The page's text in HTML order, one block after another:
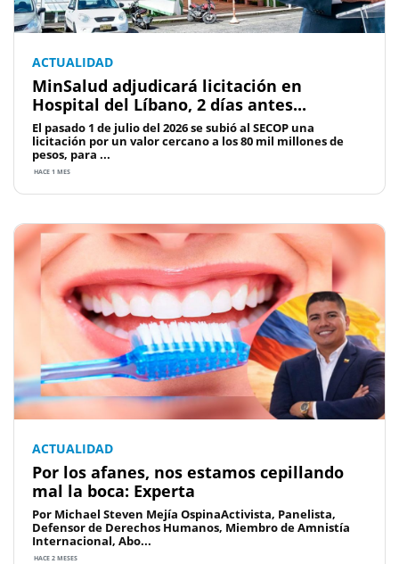
ACTUALIDAD
MinSalud adjudicará licitación en
Hospital del Líbano, 2 días antes...
El pasado 1 de julio del 2026 se subió al SECOP una
licitación por un valor cercano a los 80 mil millones de
pesos, para ...
HACE 1 MES
ACTUALIDAD
Por los afanes, nos estamos cepillando
mal la boca: Experta
Por Michael Steven Mejía OspinaActivista, Panelista,
Defensor de Derechos Humanos, Miembro de Amnistía
Internacional, Abo...
HACE 2 MESES